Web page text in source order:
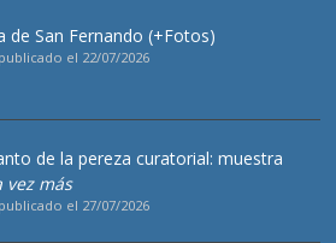
de San Fernando (+Fotos)
publicado el 22/07/2026
de la pereza curatorial: muestra
vez más
publicado el 27/07/2026